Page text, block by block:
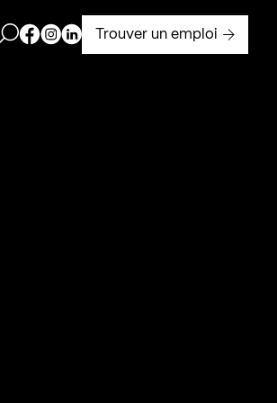
Ouvrir la barre de recherche
Page Facebook de Kollectif
Page Instagram de Kollectif
Page Linkedin de Kollectif
Trouver un emploi